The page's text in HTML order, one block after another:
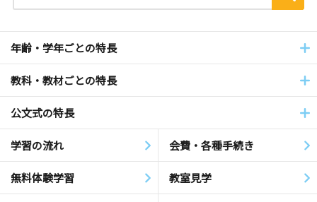
年齢・学年ごとの特長
教科・教材ごとの特長
公文式の特長
学習の流れ 会費・各種手続き
無料体験学習 教室見学